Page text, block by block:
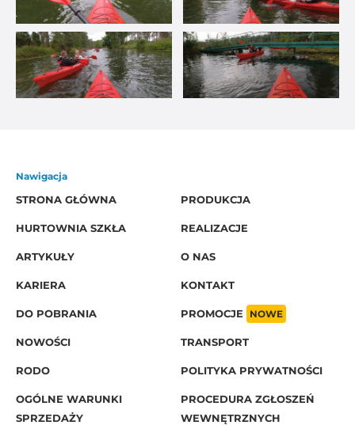
Nawigacja
STRONA GŁÓWNA
PRODUKCJA
HURTOWNIA SZKŁA REALIZACJE
ARTYKUŁY O NAS
KARIERA KONTAKT
DO POBRANIA PROMOCJE NOWE
NOWOŚCI TRANSPORT
RODO POLITYKA PRYWATNOŚCI
OGÓLNE WARUNKI
SPRZEDAŻY
PROCEDURA ZGŁOSZEŃ
WEWNĘTRZNYCH